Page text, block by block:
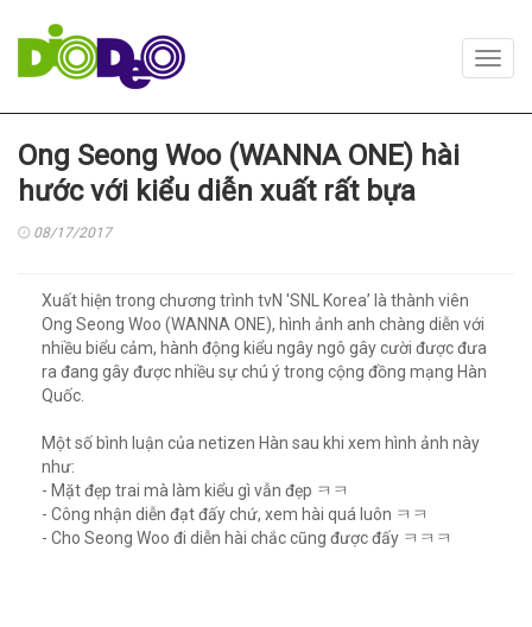
Ong Seong Woo (WANNA ONE) hài
hước với kiểu diễn xuất rất bựa
08/17/2017
Xuất hiện trong chương trình tvN 'SNL Korea’ là thành viên
Ong Seong Woo (WANNA ONE), hình ảnh anh chàng diễn với
nhiều biểu cảm, hành động kiểu ngây ngô gây cười được đưa
ra đang gây được nhiều sự chú ý trong cộng đồng mạng Hàn
Quốc.
Một số bình luận của netizen Hàn sau khi xem hình ảnh này
như:
- Mặt đẹp trai mà làm kiểu gì vẫn đẹp ㅋㅋ
- Công nhận diễn đạt đấy chứ, xem hài quá luôn ㅋㅋ
- Cho Seong Woo đi diễn hài chắc cũng được đấy ㅋㅋㅋ